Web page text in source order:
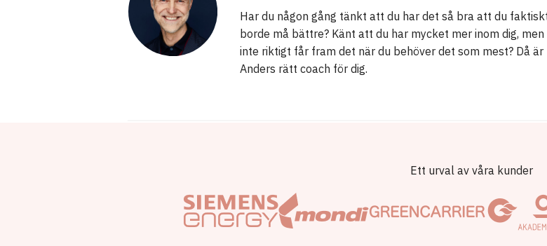
Har du någon gång tänkt att du har det så bra att du
borde må bättre? Känt att du har mycket mer inom dig,
inte riktigt får fram det när du behöver det som mest? Då är
Anders rätt coach för dig.
Ett urval av våra kunder